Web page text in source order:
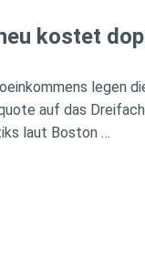
kostet
legen
auf das
laut Boston …